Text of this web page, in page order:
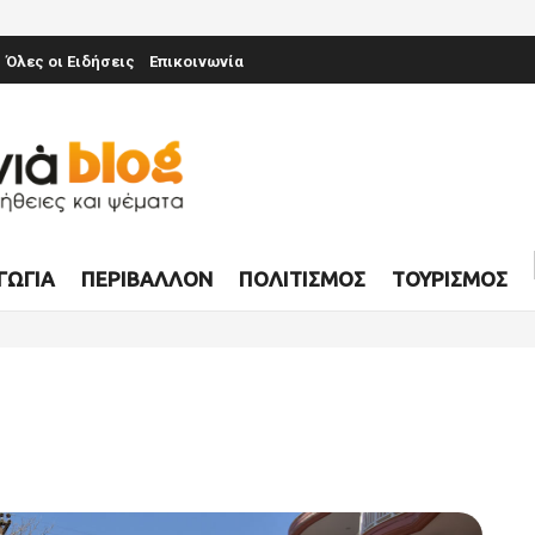
Όλες οι Ειδήσεις Επικοινωνία
ΠΕΡΙΒΆΛΛΟΝ ΠΟΛΙΤΙΣΜΌΣ ΤΟΥΡΙΣΜΌΣ